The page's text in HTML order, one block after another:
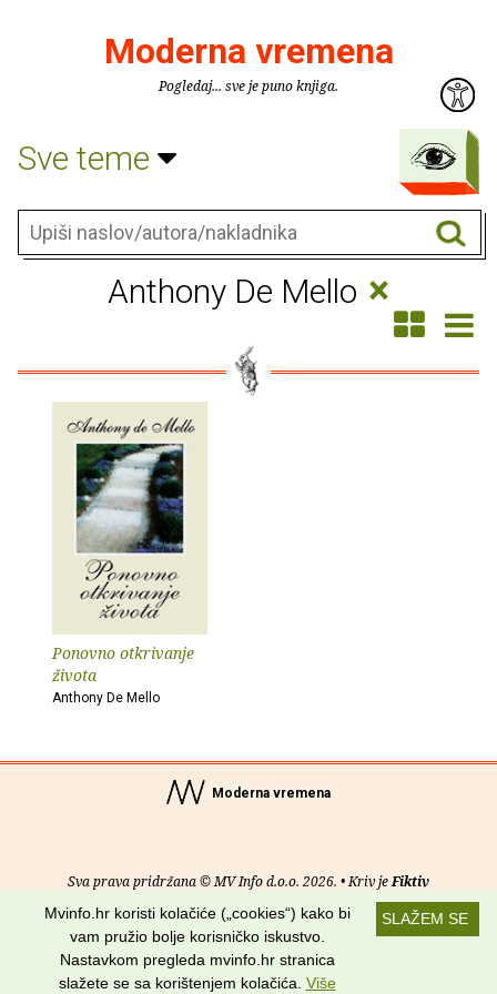
Moderna vremena
Pogledaj... sve je puno knjiga.
Sve teme
Anthony De Mello ×
Ponovno otkrivanje
života
Anthony De Mello
Moderna vremena
Sva prava pridržana © MV Info d.o.o. 2026. • Kriv jeFiktiv
Uvjeti korištenja RSS kanali
Potraži nas na:
SLAŽEM SE
Mvinfo.hr koristi kolačiće („cookies“) kako bi
vam pružio bolje korisničko iskustvo.
Nastavkom pregleda mvinfo.hr stranica
slažete se sa korištenjem kolačića. Više